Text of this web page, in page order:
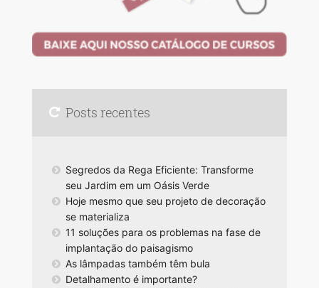
Posts recentes
Segredos da Rega Eficiente: Transforme
seu Jardim em um Oásis Verde
Hoje mesmo que seu projeto de decoração
se materializa
11 soluções para os problemas na fase de
implantação do paisagismo
As lâmpadas também têm bula
Detalhamento é importante?